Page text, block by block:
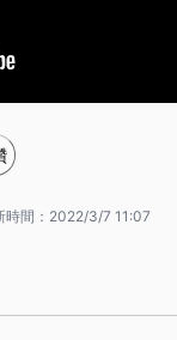
時間： 2022/3/7 11:07